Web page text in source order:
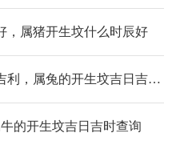
，属猪开生坟什么时辰好
属兔2026年2月21日开生坟几点吉利，属兔的开生坟吉日吉时查询
的开生坟吉日吉时查询